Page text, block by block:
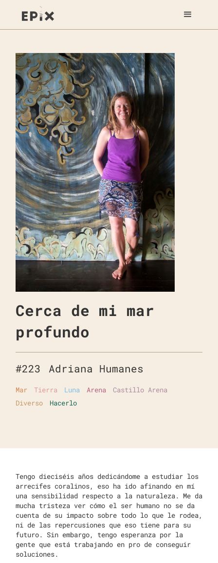
Cerca de mi mar
profundo
#223 Adriana Humanes
Mar Tierra Luna Arena
Castillo Arena
Diverso
Hacerlo
Tengo dieciséis años dedicándome a estudiar los
arrecifes coralinos, eso ha ido afinando en mí
una sensibilidad respecto a la naturaleza. Me da
mucha tristeza ver cómo el ser humano no se da
cuenta de su impacto sobre todo lo que le rodea,
ni de las repercusiones que eso tiene para su
futuro. Sin embargo, tengo esperanza por la
gente que está trabajando en pro de conseguir
soluciones.